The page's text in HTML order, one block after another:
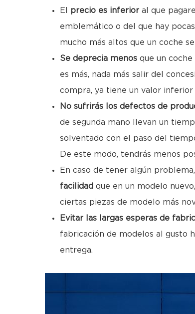
El precio es inferior al que
emblemático o del que hay
mucho más altos que un coche
Se deprecia menos que un
es más, nada más salir del
compra, ya tiene un valor
No sufrirás los defectos de
de segunda mano llevan un
solventado con el paso del
De este modo, tendrás menos
En caso de tener algún
facilidad que en un modelo
ciertas piezas de modelo más
Evitar las largas esperas de
fabricación de modelos al gusto
entrega.